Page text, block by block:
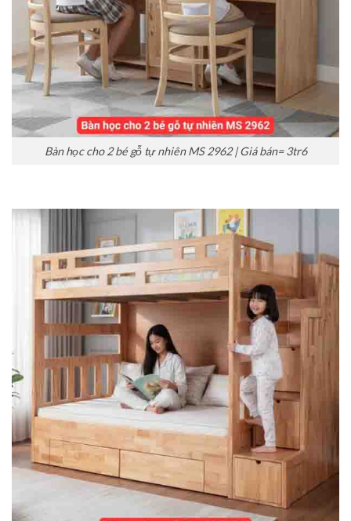
Bàn học cho 2 bé gỗ tự nhiên MS 2962 | Giá bán= 3tr6